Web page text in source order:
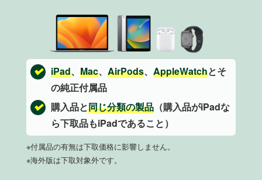
iPad、 Mac、 AirPods、 AppleWatchとそ
の純正付属品
購入品と同じ分類の製品（購入品がiPadな
ら下取品もiPadであること）
※付属品の有無は下取価格に影響しません。
※海外版は下取対象外です。